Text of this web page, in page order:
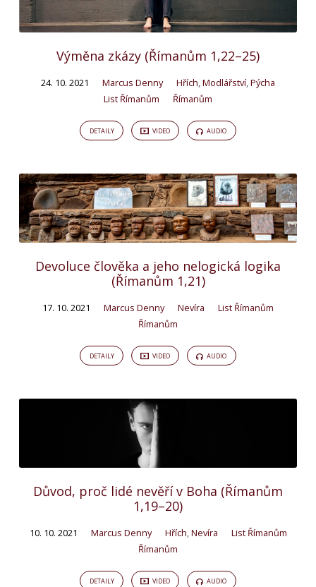
Výměna zkázy (Římanům 1,22–25)
24. 10. 2021 Marcus Denny Hřích,Modlářství,Pýcha
List Římanům
Římanům
DETAILY VIDEO AUDIO
Devoluce člověka a jeho nelogická logika
(Římanům 1,21)
17. 10. 2021 Marcus Denny Nevíra
List Římanům
Římanům
DETAILY VIDEO AUDIO
Důvod, proč lidé nevěří v Boha (Římanům
1,19–20)
10. 10. 2021 Marcus Denny Hřích,Nevíra
List Římanům
Římanům
DETAILY VIDEO AUDIO